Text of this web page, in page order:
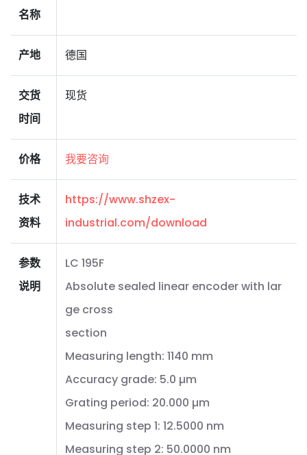
名称
产地 德国
交货
时间
现货
价格 我要咨询
技术
资料
https://www.shzex-
industrial.com/download
参数
说明
LC 195F
Absolute sealed linear encoder with lar
ge cross
section
Measuring length: 1140 mm
Accuracy grade: 5.0 µm
Grating period: 20.000 µm
Measuring step 1: 12.5000 nm
Measuring step 2: 50.0000 nm